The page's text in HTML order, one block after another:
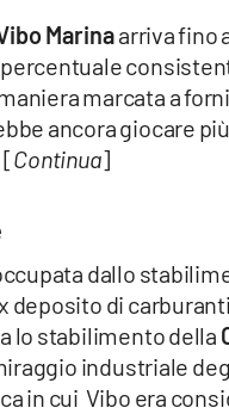
Marinaarriva fino
marcata a
ancora giocare
Continua]
dallo
deposito di carburanti
lo stabilimento della
industriale degli
in cui Vibo era